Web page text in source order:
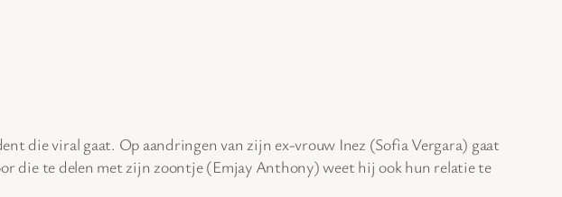
die viral gaat. Op aandringen van zijn ex-vrouw Inez (Sofia Vergara) gaat
die te delen met zijn zoontje (Emjay Anthony) weet hij ook hun relatie te